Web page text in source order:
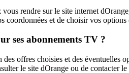
rendre sur le site internet
et de choisir vos options
ses abonnements TV ?
offres choisies et des éventuelles
le site dOrange ou de contacter